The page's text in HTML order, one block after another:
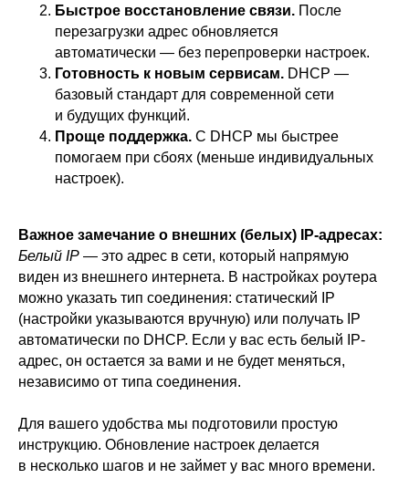
Быстрое восстановление связи. После
перезагрузки адрес обновляется
автоматически — без перепроверки настроек.
Готовность к новым сервисам. DHCP —
базовый стандарт для современной сети
и будущих функций.
Проще поддержка. С DHCP мы быстрее
помогаем при сбоях (меньше индивидуальных
настроек).
Важное замечание о внешних (белых) IP-адресах:
Белый IP — это адрес в сети, который напрямую
виден из внешнего интернета. В настройках роутера
можно указать тип соединения: статический IP
(настройки указываются вручную) или получать IP
автоматически по DHCP. Если у вас есть белый IP-
адрес, он остается за вами и не будет меняться,
независимо от типа соединения.
Для вашего удобства мы подготовили простую
инструкцию. Обновление настроек делается
в несколько шагов и не займет у вас много времени.